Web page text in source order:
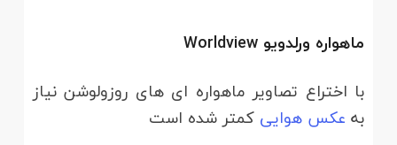
ماهواره ورلدویو Worldview
با اختراع تصاویر ماهواره ای های روزولوشن نیاز
به عکس هوایی کمتر شده است